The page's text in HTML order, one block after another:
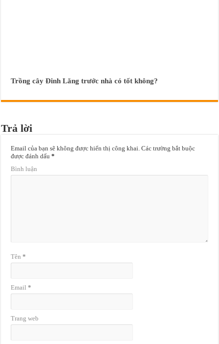
Trồng cây Đinh Lăng trước nhà có tốt không?
Trả lời
Email của bạn sẽ không được hiển thị công khai. Các trường bắt buộc
được đánh dấu*
Bình luận
Tên*
Email*
Trang web